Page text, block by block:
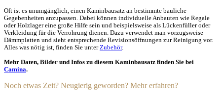
Oft ist es unumgänglich, einen Kaminbausatz an bestimmte bauliche
Gegebenheiten anzupassen. Dabei können individuelle Anbauten wie Regale
oder Holzlager eine große Hilfe sein und beispielsweise als Lückenfüller oder
Verkleidung für die Verrohrung dienen. Dazu verwendet man vorzugsweise
Dämmplatten und sieht entsprechende Revisionsöffnungen zur Reinigung vor.
Alles was nötig ist, finden Sie unterZubehör.
Mehr Daten, Bilder und Infos zu diesem Kaminbausatz finden Sie bei
Camina.
Noch etwas Zeit? Neugierig geworden? Mehr erfahren?